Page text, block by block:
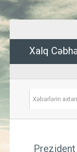
Xalq
Prezident